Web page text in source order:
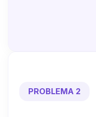
PROBLEMA 2